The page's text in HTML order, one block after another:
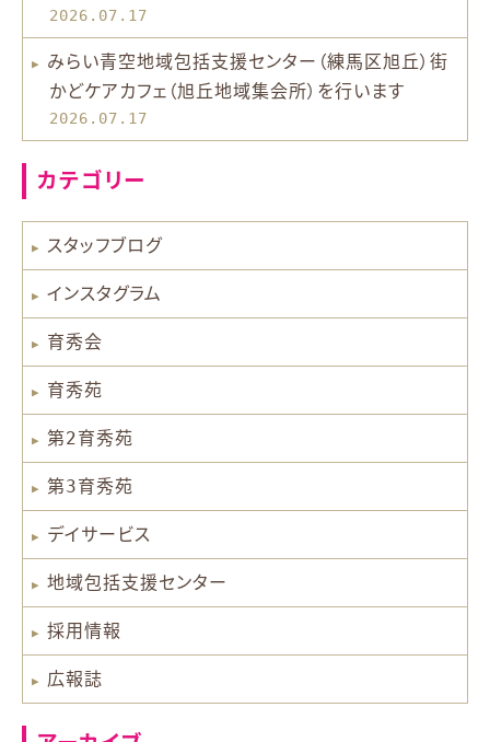
2026.07.17
みらい青空地域包括支援センター（練馬区旭丘）街
かどケアカフェ（旭丘地域集会所）を行います
2026.07.17
カテゴリー
スタッフブログ
インスタグラム
育秀会
育秀苑
第2育秀苑
第3育秀苑
デイサービス
地域包括支援センター
採用情報
広報誌